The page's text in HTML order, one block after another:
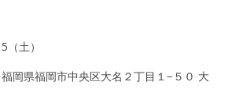
土）
岡県福岡市中央区大名２丁目１−５０ 大